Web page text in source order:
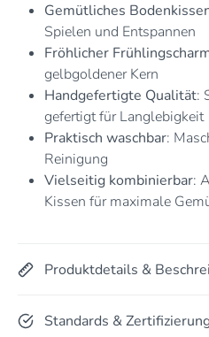
Gemütliches
Spielen und Entspannen
Fröhlicher
gelbgoldener Kern
Handgefertigte Qualität:
gefertigt für Langlebigkeit
Praktisch waschbar:
Reinigung
Vielseitig kombinierbar:
Kissen für maximale
Produktdetails &
Standards &